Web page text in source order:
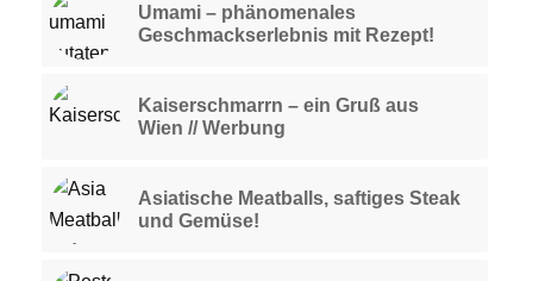
Umami – phänomenales
Geschmackserlebnis mit Rezept!
Kaiserschmarrn – ein Gruß aus
Wien // Werbung
Asiatische Meatballs, saftiges Steak
und Gemüse!